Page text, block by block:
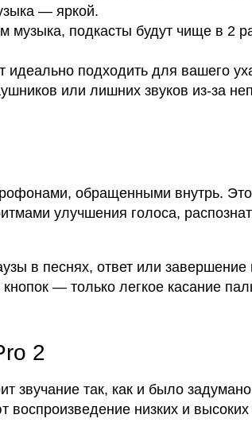
— яркой.
подкасты будут чище в 2
идеально подходить для вашего
или лишних звуков из-за
обращенными внутрь.
улучшения голоса,
в песнях, ответ или завершение
— только легкое касание
2
звучание так, как и было
низких и высоких